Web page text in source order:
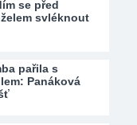
se před
svléknout
pařila s
Panáková